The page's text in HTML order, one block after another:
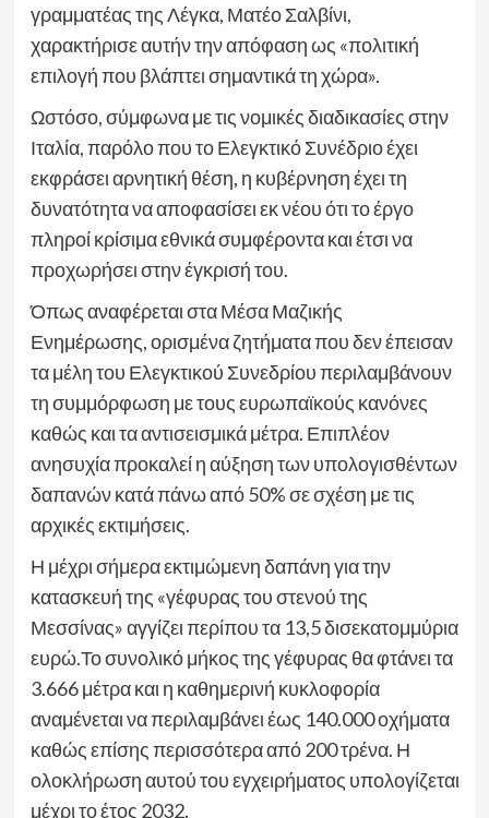
γραμματέας της Λέγκα, Ματέο Σαλβίνι,
χαρακτήρισε αυτήν την απόφαση ως «πολιτική
επιλογή που βλάπτει σημαντικά τη χώρα».
Ωστόσο, σύμφωνα με τις νομικές διαδικασίες στην
Ιταλία, παρόλο που το Ελεγκτικό Συνέδριο έχει
εκφράσει αρνητική θέση, η κυβέρνηση έχει τη
δυνατότητα να αποφασίσει εκ νέου ότι το έργο
πληροί κρίσιμα εθνικά συμφέροντα και έτσι να
προχωρήσει στην έγκρισή του.
Όπως αναφέρεται στα Μέσα Μαζικής
Ενημέρωσης, ορισμένα ζητήματα που δεν έπεισαν
τα μέλη του Ελεγκτικού Συνεδρίου περιλαμβάνουν
τη συμμόρφωση με τους ευρωπαϊκούς κανόνες
καθώς και τα αντισεισμικά μέτρα. Επιπλέον
ανησυχία προκαλεί η αύξηση των υπολογισθέντων
δαπανών κατά πάνω από 50% σε σχέση με τις
αρχικές εκτιμήσεις.
Η μέχρι σήμερα εκτιμώμενη δαπάνη για την
κατασκευή της «γέφυρας του στενού της
Μεσσίνας» αγγίζει περίπου τα 13,5 δισεκατομμύρια
ευρώ.Το συνολικό μήκος της γέφυρας θα φτάνει τα
3.666 μέτρα και η καθημερινή κυκλοφορία
αναμένεται να περιλαμβάνει έως 140.000 οχήματα
καθώς επίσης περισσότερα από 200 τρένα. Η
ολοκλήρωση αυτού του εγχειρήματος υπολογίζεται
μέχρι το έτος 2032.